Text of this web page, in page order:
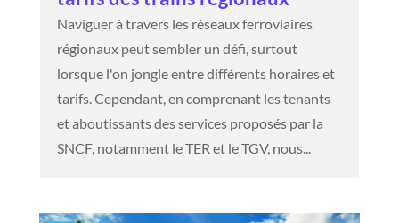
Naviguer à travers les réseaux ferroviaires
régionaux peut sembler un défi, surtout
lorsque l'on jongle entre différents horaires et
tarifs. Cependant, en comprenant les tenants
et aboutissants des services proposés par la
SNCF, notamment le TER et le TGV, nous...